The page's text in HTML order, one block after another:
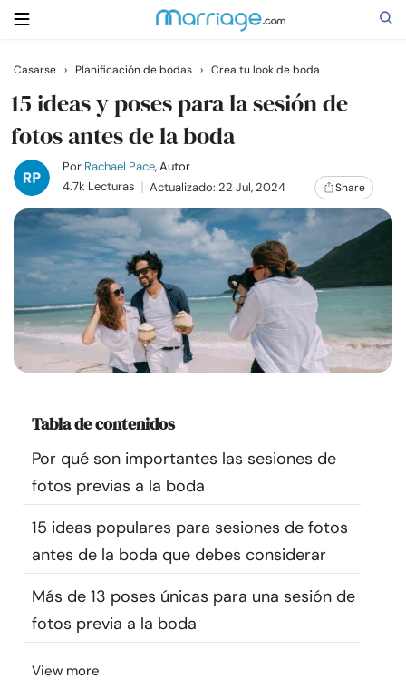
Buscar
Casarse
Relaciones
Familia
Ayuda
Cursos
Recursos
Comunidad
Encuentra un terapeuta
Idioma ES
nosotros
Casarse › Planificación de bodas › Crea tu look de boda
15 ideas y poses para la sesión de
fotos antes de la boda
Por Rachael Pace, Autor
4.7k Lecturas
Actualizado: 22 Jul, 2024 Share
Tabla de contenidos
Por qué son importantes las sesiones de
fotos previas a la boda
15 ideas populares para sesiones de fotos
antes de la boda que debes considerar
Más de 13 poses únicas para una sesión de
fotos previa a la boda
View more